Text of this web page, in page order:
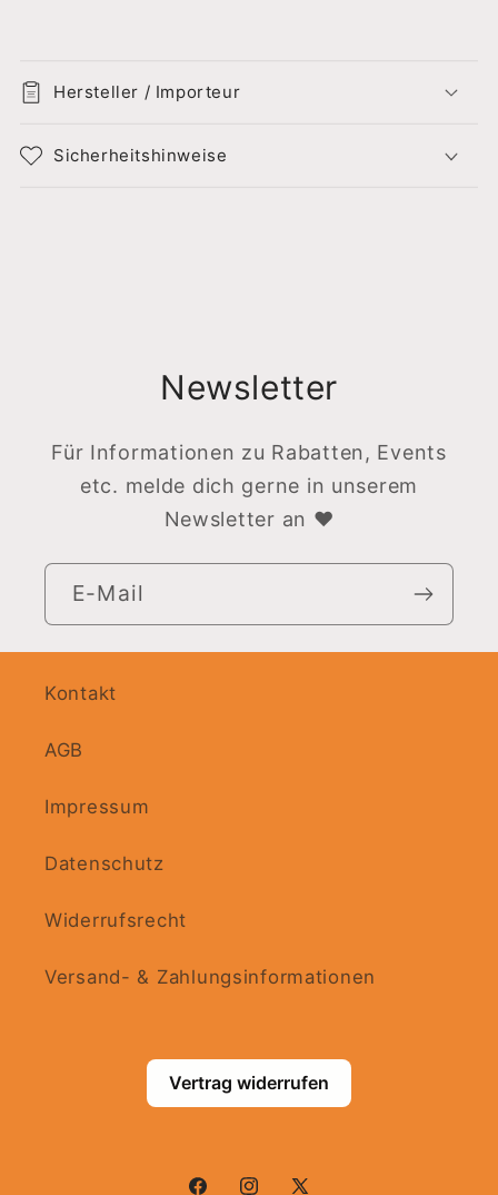
Hersteller / Importeur
Sicherheitshinweise
Newsletter
Für Informationen zu Rabatten, Events
etc. melde dich gerne in unserem
Newsletter an ♥
E-Mail
Kontakt
AGB
Impressum
Datenschutz
Widerrufsrecht
Versand- & Zahlungsinformationen
Vertrag widerrufen